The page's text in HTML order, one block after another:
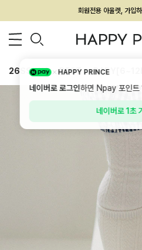
회원전용 아울렛, 가입
멤버십 최대
26SS 신상 BEST
HAPPY PRINCE
네이버로 로그인하면 Npay 포인트
네이버로 1초